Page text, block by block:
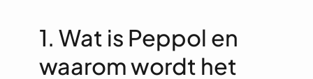
1. Wat is Peppol en
waarom wordt het